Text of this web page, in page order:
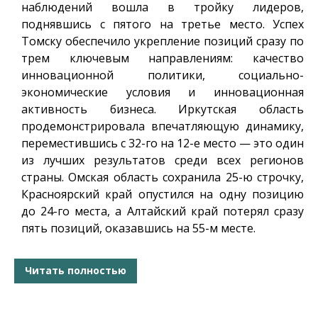
наблюдений вошла в тройку лидеров,
поднявшись с пятого на третье место. Успех
Томску обеспечило укрепление позиций сразу по
трем ключевым направлениям: качество
инновационной политики, социально-
экономические условия и инновационная
активность бизнеса. Иркутская область
продемонстрировала впечатляющую динамику,
переместившись с 32-го на 12-е место — это один
из лучших результатов среди всех регионов
страны. Омская область сохранила 25-ю строчку,
Красноярский край опустился на одну позицию
до 24-го места, а Алтайский край потерял сразу
пять позиций, оказавшись на 55-м месте.
Читать полностью